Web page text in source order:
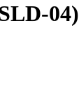
04)